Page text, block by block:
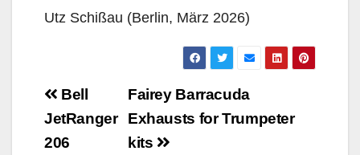
Utz Schißau (Berlin, März 2026)
Beitragsnavigation
Fairey Barracuda
Exhausts for Trumpeter
kits
Bell
JetRanger
206